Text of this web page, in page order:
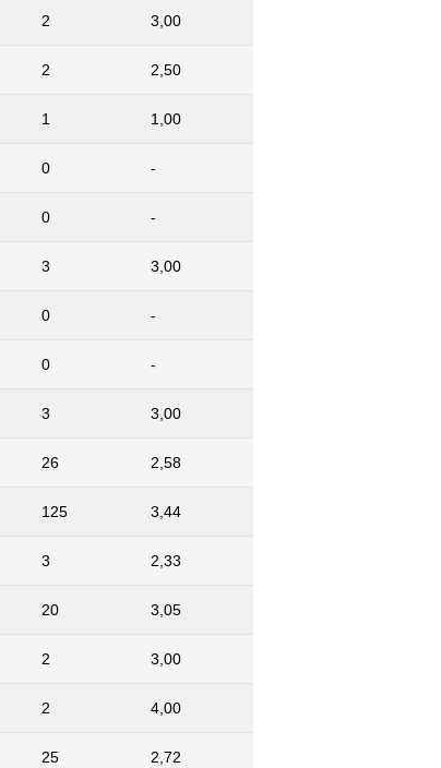
2 3,00
2 2,50
1 1,00
0 -
0 -
3 3,00
0 -
0 -
3 3,00
26 2,58
125 3,44
3 2,33
20 3,05
2 3,00
2 4,00
25 2,72